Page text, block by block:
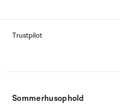
Trustpilot
Sommerhusophold